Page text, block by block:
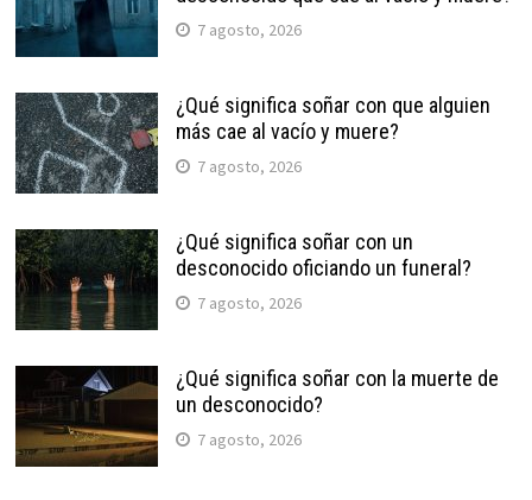
7 agosto, 2026
¿Qué significa soñar con que alguien
más cae al vacío y muere?
7 agosto, 2026
¿Qué significa soñar con un
desconocido oficiando un funeral?
7 agosto, 2026
¿Qué significa soñar con la muerte de
un desconocido?
7 agosto, 2026